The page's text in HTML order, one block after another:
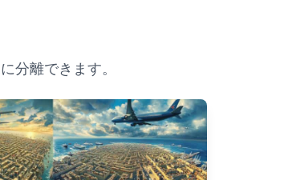
分離できます。